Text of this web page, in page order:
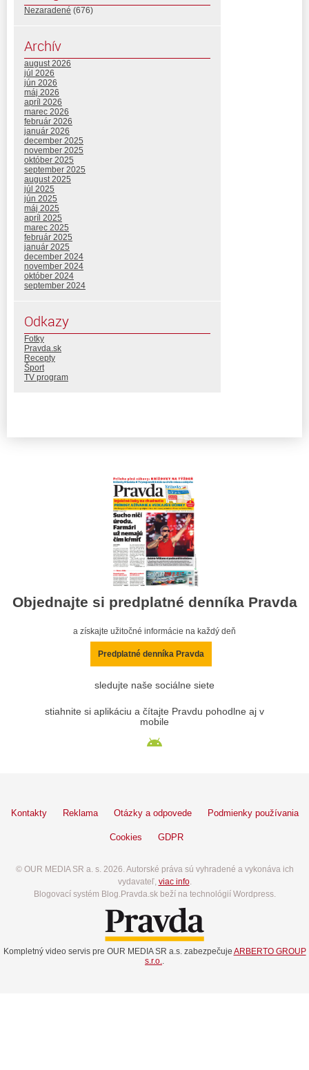
Nezaradené (676)
Archív
august 2026
júl 2026
jún 2026
máj 2026
apríl 2026
marec 2026
február 2026
január 2026
december 2025
november 2025
október 2025
september 2025
august 2025
júl 2025
jún 2025
máj 2025
apríl 2025
marec 2025
február 2025
január 2025
december 2024
november 2024
október 2024
september 2024
Odkazy
Fotky
Pravda.sk
Recepty
Šport
TV program
Objednajte si predplatné denníka Pravda
a získajte užitočné informácie na každý deň
Predplatné denníka Pravda
sledujte naše sociálne siete
stiahnite si aplikáciu a čítajte Pravdu pohodlne aj v
mobile
Kontakty Reklama Otázky a odpovede Podmienky používania
Cookies GDPR
© OUR MEDIA SR a. s. 2026. Autorské práva sú vyhradené a vykonáva ich
vydavateľ, viac info.
Blogovací systém Blog.Pravda.sk beží na technológií Wordpress.
Kompletný video servis pre OUR MEDIA SR a.s. zabezpečuje ARBERTO GROUP
s.r.o.